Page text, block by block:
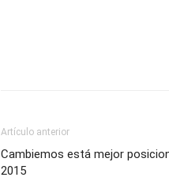
Artículo anterior
Cambiemos está mejor
2015